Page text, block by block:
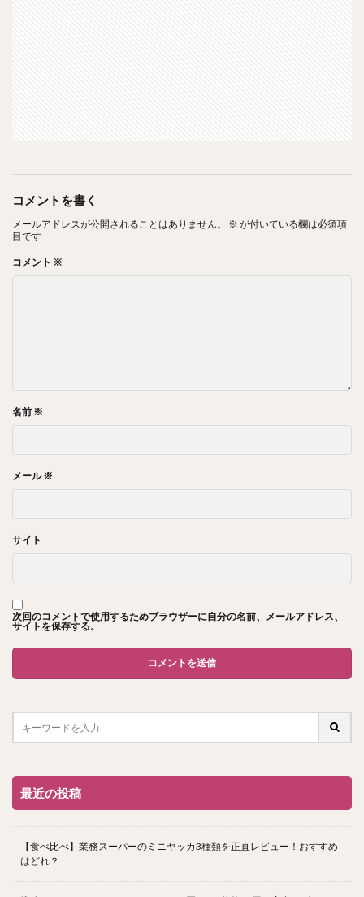
コメントを書く
メールアドレスが公開されることはありません。 ※ が付いている欄は必須項
目です
コメント ※
名前 ※
メール※
サイト
次回のコメントで使用するためブラウザーに自分の名前、メールアドレス、
サイトを保存する。
最近の投稿
【食べ比べ】業務スーパーのミニヤッカ3種類を正直レビュー！おすすめ
はどれ？